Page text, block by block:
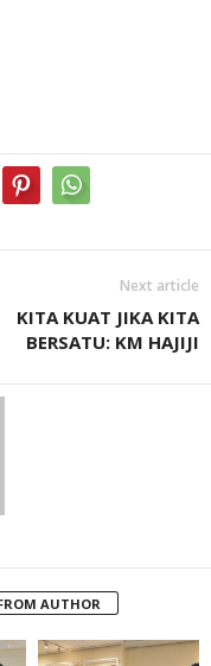
Next article
KITA KUAT JIKA KITA
BERSATU: KM HAJIJI
AUTHOR